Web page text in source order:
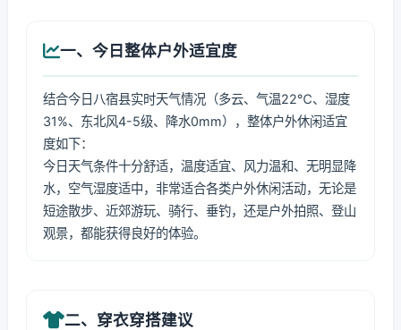
一、今日整体户外适宜度
结合今日八宿县实时天气情况（多云、气温22℃、湿度
31%、东北风4-5级、降水0mm），整体户外休闲适宜
度如下：
今日天气条件十分舒适，温度适宜、风力温和、无明显降
水，空气湿度适中，非常适合各类户外休闲活动，无论是
短途散步、近郊游玩、骑行、垂钓，还是户外拍照、登山
观景，都能获得良好的体验。
二、穿衣穿搭建议